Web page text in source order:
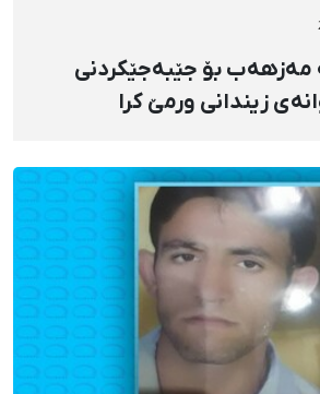
مەزهەب بۆ جێبەجێکردنی
زیندانی ورمێ کرا